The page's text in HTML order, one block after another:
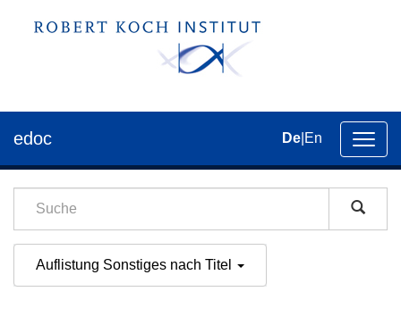
der
edoc De En
Auflistung Sonstiges nach Titel